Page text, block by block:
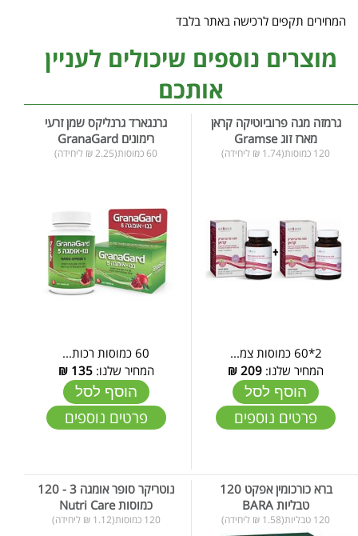
המחירים תקפים לרכישה באתר בלבד
מוצרים נוספים שיכולים לעניין
אותכם
גרמזה מגה פרוביוטיקה קראן
מארז זוג Gramse
120 כמוסות(1.74 ₪ ליחידה)
2*60 כמוסות צמ...
המחיר שלנו: 209
₪
הוסף לסל
פרטים נוספים
גרנגארד גרנליקס שמן זרעי
רימונים GranaGard
60 כמוסות(2.25 ₪ ליחידה)
60 כמוסות רכות...
המחיר שלנו:135
₪
הוסף לסל
פרטים נוספים
ברא כורכומין אפקט 120
טבליות BARA
120 טבליות(1.58 ₪ ליחידה)
נוטריקר סופר אומגה 3 - 120
כמוסות Nutri Care
120 כמוסות(1.12 ₪ ליחידה)